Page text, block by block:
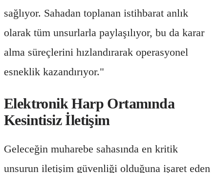
sağlıyor. Sahadan toplanan istihbarat anlık
olarak tüm unsurlarla paylaşılıyor, bu da karar
alma süreçlerini hızlandırarak operasyonel
esneklik kazandırıyor."
Elektronik Harp Ortamında
Kesintisiz İletişim
Geleceğin muharebe sahasında en kritik
unsurun iletişim güvenliği olduğuna işaret eden